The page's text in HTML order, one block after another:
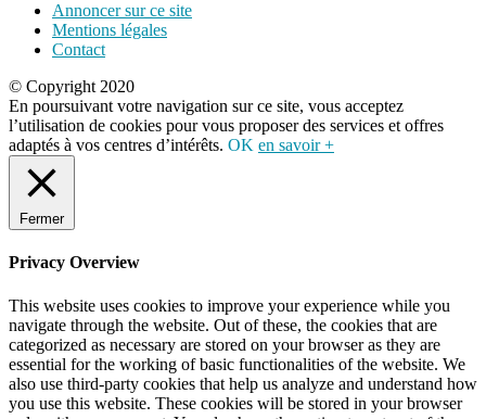
Annoncer sur ce site
Mentions légales
Contact
© Copyright 2020
En poursuivant votre navigation sur ce site, vous acceptez
l’utilisation de cookies pour vous proposer des services et offres
adaptés à vos centres d’intérêts. OK en savoir +
Fermer
Privacy Overview
This website uses cookies to improve your experience while you
navigate through the website. Out of these, the cookies that are
categorized as necessary are stored on your browser as they are
essential for the working of basic functionalities of the website. We
also use third-party cookies that help us analyze and understand how
you use this website. These cookies will be stored in your browser